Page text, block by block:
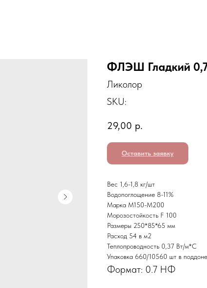
ФЛЭШ Гладкий
Ликолор
SKU:
29,00 р.
Оставить заявку
Вес 1,6-1,8 кг/шт
Водопоглощение 8-11%
Марка М150-М200
Морозостойкость F 100
Размеры 250*85*65 мм
Расход 54 в м2
Теплопроводность 0,37 Вт/м*С
Упаковка 660/10560 шт в
Формат: 0.7 НФ